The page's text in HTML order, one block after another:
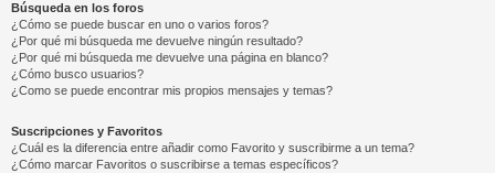
Búsqueda en los foros
¿Cómo se puede buscar en uno o varios foros?
¿Por qué mi búsqueda me devuelve ningún resultado?
¿Por qué mi búsqueda me devuelve una página en blanco?
¿Cómo busco usuarios?
¿Como se puede encontrar mis propios mensajes y temas?
Suscripciones y Favoritos
¿Cuál es la diferencia entre añadir como Favorito y suscribirme a un tema?
¿Cómo marcar Favoritos o suscribirse a temas específicos?